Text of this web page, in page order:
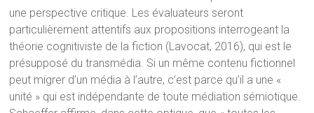
une perspective critique. Les évaluateurs seront
particulièrement attentifs aux propositions interrogeant la
théorie cognitiviste de la fiction (Lavocat, 2016), qui est le
présupposé du transmédia. Si un même contenu fictionnel
peut migrer d’un média à l’autre, c’est parce qu’il a une «
unité » qui est indépendante de toute médiation sémiotique.